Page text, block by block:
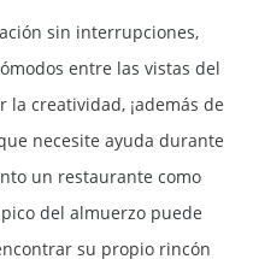
sin interrupciones,
entre las vistas del
creatividad, ¡además de
necesite ayuda durante
un restaurante como
del almuerzo puede
su propio rincón